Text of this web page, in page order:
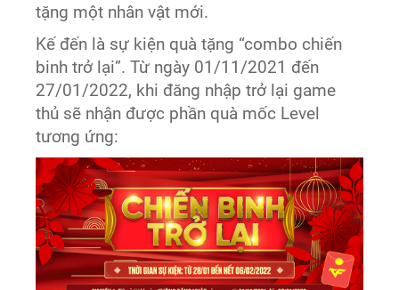
tặng một nhân vật mới.
Kế đến là sự kiện quà tặng “combo chiến
binh trở lại”. Từ ngày 01/11/2021 đến
27/01/2022, khi đăng nhập trở lại game
thủ sẽ nhận được phần quà mốc Level
tương ứng: